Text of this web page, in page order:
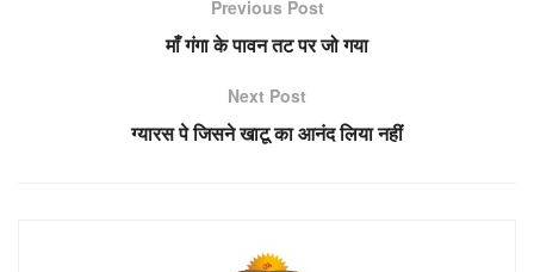
Previous Post
माँ गंगा के पावन तट पर जो गया
Next Post
ग्यारस पे जिसने खाटू का आनंद लिया नहीं